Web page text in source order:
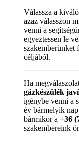
Válassza a
azaz válasszon
venni a
egyeztessen le
szakemberünket
céljából.
Ha
gázkészülék
igénybe venni a
év bármelyik
bármikor a +36
szakembereink